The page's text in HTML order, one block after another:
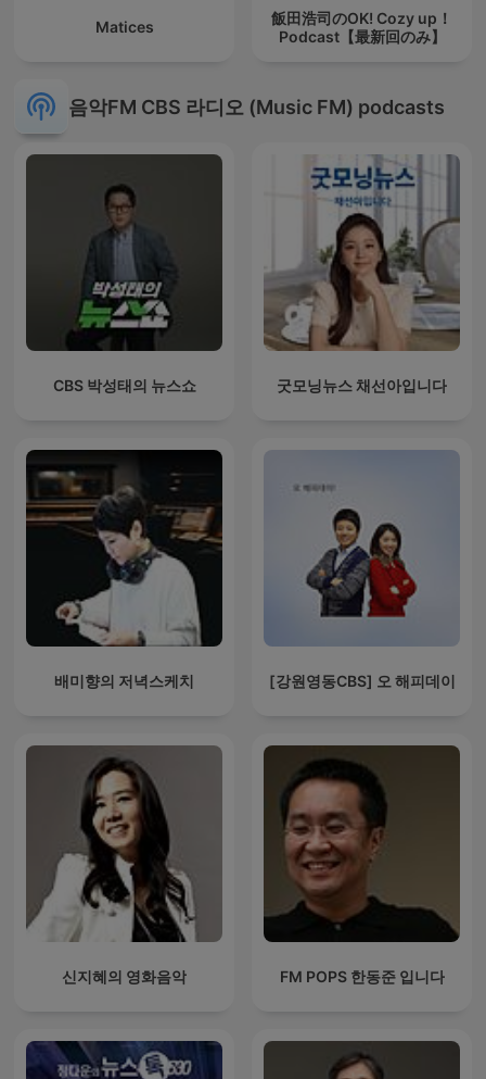
Matices
飯田浩司のOK! Cozy up！
Podcast【最新回のみ】
음악FM CBS 라디오 (Music FM) podcasts
CBS 박성태의 뉴스쇼 굿모닝뉴스 채선아입니다
배미향의 저녁스케치 [강원영동CBS] 오 해피데이
신지혜의 영화음악 FM POPS 한동준 입니다